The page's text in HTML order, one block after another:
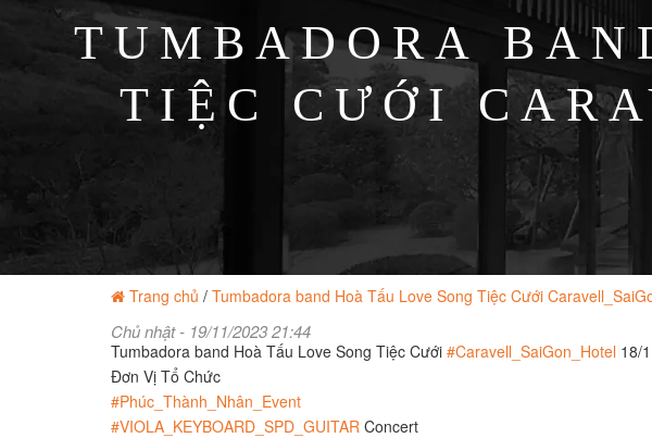
TUMBADORA
TIỆC CƯỚI
Trang chủ / Tumbadora band Hoà Tấu Love Song Tiệc Cưới
Chủ nhật - 19/11/2023 21:44
Tumbadora band Hoà Tấu Love Song Tiệc Cưới #Caravell_SaiGon_Hotel 18/
Đơn Vị Tổ Chức
#Phúc_Thành_Nhân_Event
#VIOLA_KEYBOARD_SPD_GUITAR Concert